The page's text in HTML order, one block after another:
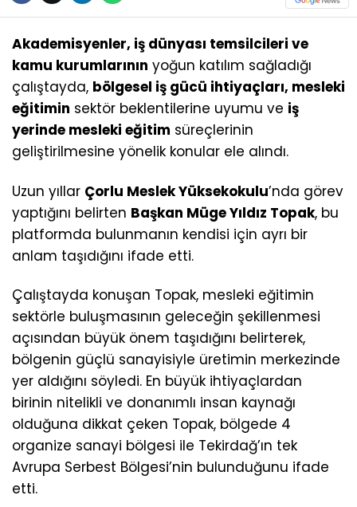
Akademisyenler, iş dünyası temsilcileri ve
kamu kurumlarının yoğun katılım sağladığı
çalıştayda, bölgesel iş gücü ihtiyaçları, mesleki
eğitimin sektör beklentilerine uyumu ve iş
yerinde mesleki eğitim süreçlerinin
geliştirilmesine yönelik konular ele alındı.
Uzun yıllar Çorlu Meslek Yüksekokulu’nda görev
yaptığını belirten Başkan Müge Yıldız Topak, bu
platformda bulunmanın kendisi için ayrı bir
anlam taşıdığını ifade etti.
Çalıştayda konuşan Topak, mesleki eğitimin
sektörle buluşmasının geleceğin şekillenmesi
açısından büyük önem taşıdığını belirterek,
bölgenin güçlü sanayisiyle üretimin merkezinde
yer aldığını söyledi. En büyük ihtiyaçlardan
birinin nitelikli ve donanımlı insan kaynağı
olduğuna dikkat çeken Topak, bölgede 4
organize sanayi bölgesi ile Tekirdağ’ın tek
Avrupa Serbest Bölgesi’nin bulunduğunu ifade
etti.